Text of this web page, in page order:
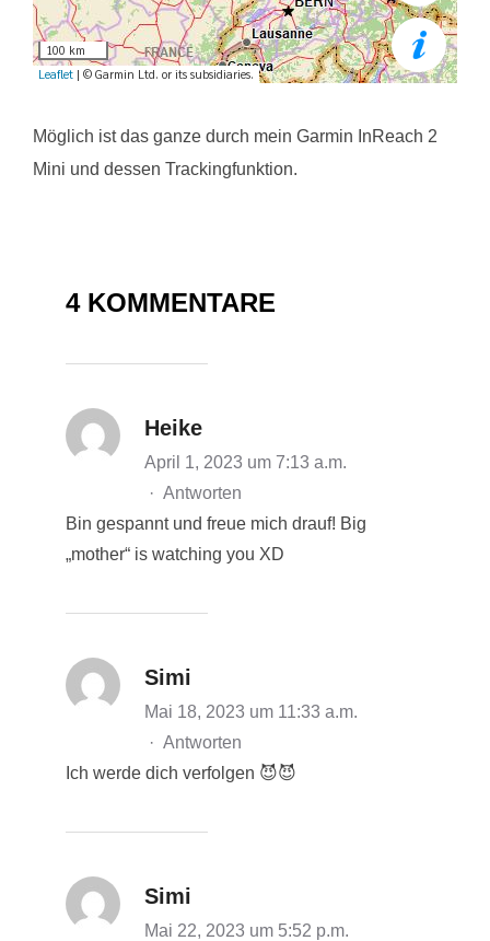
Möglich ist das ganze durch mein Garmin InReach 2
Mini und dessen Trackingfunktion.
4 KOMMENTARE
Heike
April 1, 2023 um 7:13 a.m.
· Antworten
Bin gespannt und freue mich drauf! Big
„mother“ is watching you XD
Simi
Mai 18, 2023 um 11:33 a.m.
· Antworten
Ich werde dich verfolgen 😈😈
Simi
Mai 22, 2023 um 5:52 p.m.